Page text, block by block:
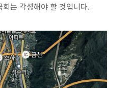
는 각성해야 할 것입니다.